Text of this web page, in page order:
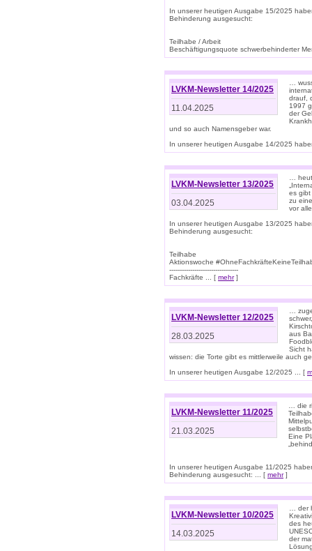
In unserer heutigen Ausgabe 15/2025
Behinderung ausgesucht:
Teilhabe / Arbeit
Beschäftigungsquote schwerbehinderter
LVKM-Newsletter 14/2025
11.04.2025
…
drauf,
1997
der
und so auch Namensgeber war.
In unserer heutigen Ausgabe 14/2025
LVKM-Newsletter 13/2025
03.04.2025
…
es gibt
zu
vor
In unserer heutigen Ausgabe 13/2025
Behinderung ausgesucht:
Teilhabe
Aktionswoche
---------------------------------
Fachkräfte ... [ mehr]
LVKM-Newsletter 12/2025
28.03.2025
…
aus
Sicht
wissen: die Torte gibt es mittlerweile auch
In unserer heutigen Ausgabe 12/2025 ... [
LVKM-Newsletter 11/2025
21.03.2025
… die
Eine
In unserer heutigen Ausgabe 11/2025
Behinderung ausgesucht: ... [ mehr]
LVKM-Newsletter 10/2025
14.03.2025
… der
des
der